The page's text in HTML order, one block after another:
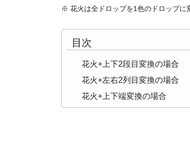
※ 花火は全ドロップを1色のドロップに
目次
花火+上下2段目変換の場合
花火+左右2列目変換の場合
花火+上下端変換の場合